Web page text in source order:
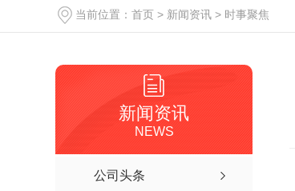
当前位置： 首页 > 新闻资讯 > 时事聚焦
新闻资讯
NEWS
公司头条